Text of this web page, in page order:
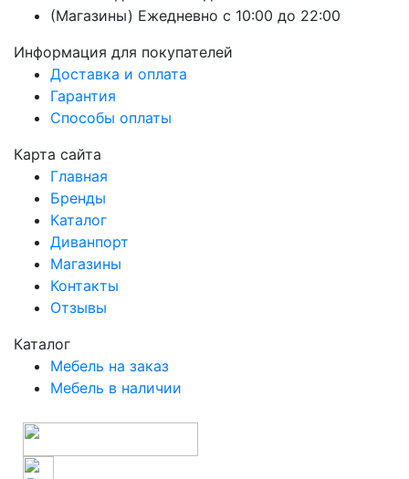
(Магазины) Ежедневно с 10:00 до 22:00
Информация для покупателей
Доставка и оплата
Гарантия
Способы оплаты
Карта сайта
Главная
Бренды
Каталог
Диванпорт
Магазины
Контакты
Отзывы
Каталог
Мебель на заказ
Мебель в наличии